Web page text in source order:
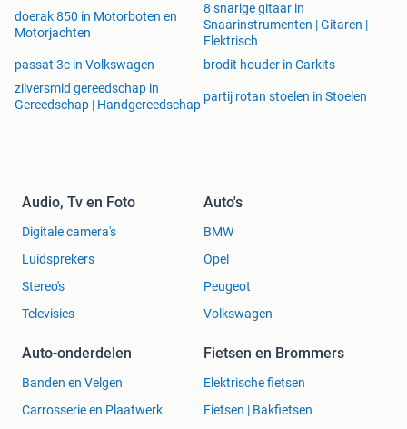
doerak 850 in Motorboten en
Motorjachten
8 snarige gitaar in
Snaarinstrumenten | Gitaren |
Elektrisch
passat 3c in Volkswagen
brodit houder in Carkits
zilversmid gereedschap in
Gereedschap | Handgereedschap
partij rotan stoelen in Stoelen
Audio, Tv en Foto
Digitale camera's
Luidsprekers
Stereo's
Televisies
Auto's
BMW
Opel
Peugeot
Volkswagen
Auto-onderdelen
Banden en Velgen
Carrosserie en Plaatwerk
Fietsen en Brommers
Elektrische fietsen
Fietsen | Bakfietsen